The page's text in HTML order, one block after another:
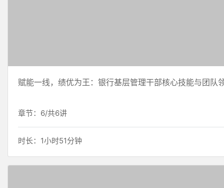
赋能一线，绩优为王：银行基层管理干部核心技能与团队
章节：6/共6讲
时长：1小时51分钟